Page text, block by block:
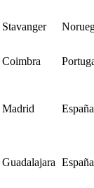
Stavanger
Coimbra
Madrid España
Guadalajara España